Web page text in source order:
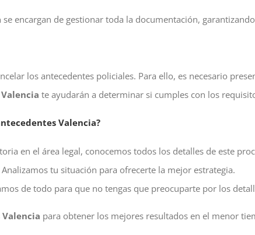
se encargan de gestionar toda la documentación,
los antecedentes policiales. Para ello, es necesario
te ayudarán a determinar si cumples con los
Valencia?
en el área legal, conocemos todos los detalles de este
Analizamos tu situación para ofrecerte la mejor estrategia.
de todo para que no tengas que preocuparte por los
para obtener los mejores resultados en el menor